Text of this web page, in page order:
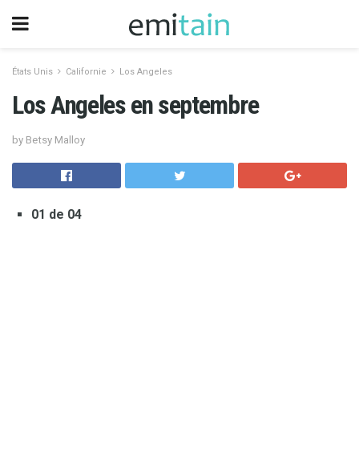
États Unis Californie Los Angeles
Los Angeles en septembre
by Betsy Malloy
01 de 04